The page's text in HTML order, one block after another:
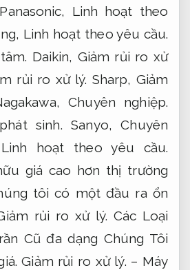
Panasonic, Linh hoạt theo
Linh hoạt theo yêu cầu.
Daikin, Giảm rủi ro xử
rủi ro xử lý. Sharp, Giảm
Chuyên nghiệp.
sinh. Sanyo,Chuyên
Linh hoạt theo yêu cầu.
giá cao hơn thị trường
tôi có một đầu ra ổn
rủi ro xử lý. Các Loại
Cũ đa dạng Chúng Tôi
Giảm rủi ro xử lý. – Máy